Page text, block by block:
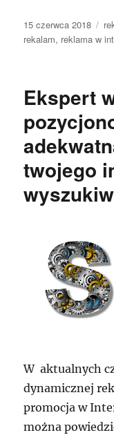
Data
publikacji
15 czerwca 2018
rekalam, reklama w
Ekspert
twojego
W aktualnych
dynamicznej
promocja w
można